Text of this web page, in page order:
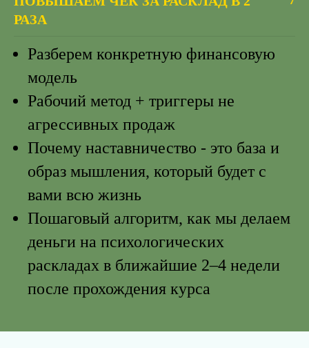
РАЗА
Разберем конкретную финансовую
модель
Рабочий метод + триггеры не
агрессивных продаж
Почему наставничество - это база и
образ мышления, который будет с
вами всю жизнь
Пошаговый алгоритм, как мы делаем
деньги на психологических
раскладах в ближайшие 2–4 недели
после прохождения курса